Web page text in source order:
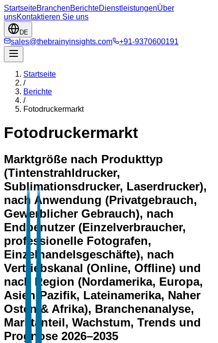
StartseiteBranchenBerichteDienstleistungenÜber
unsKontaktieren Sie uns
DE
sales@thebrainyinsights.com +91-9370600191
Startseite
/
Berichte
/
Fotodruckermarkt
Fotodruckermarkt
Marktgröße nach Produkttyp
(Tintenstrahldrucker,
Sublimationsdrucker, Laserdrucker),
nach Anwendung (Privatgebrauch,
Gewerblicher Gebrauch), nach
Endbenutzer (Einzelverbraucher,
professionelle Fotografen,
Einzelhandelsgeschäfte), nach
Vertriebskanal (Online, Offline) und
nach Region (Nordamerika, Europa,
Asien-Pazifik, Lateinamerika, Naher
Osten & Afrika), Branchenanalyse,
Marktanteil, Wachstum, Trends und
Prognose 2026–2035